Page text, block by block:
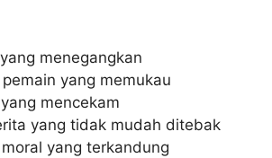
menegangkan
yang memukau
mencekam
yang tidak mudah ditebak
yang terkandung